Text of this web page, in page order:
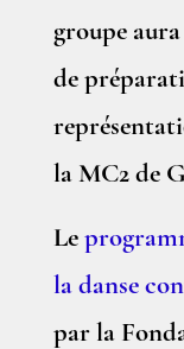
groupe aura
de
la MC2 de
Le
la danse
par la